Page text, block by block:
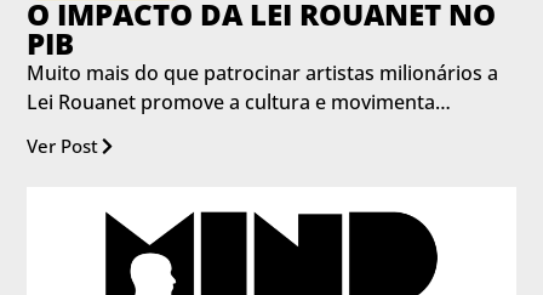
O IMPACTO DA LEI ROUANET NO
PIB
Muito mais do que patrocinar artistas milionários a
Lei Rouanet promove a cultura e movimenta…
Ver Post